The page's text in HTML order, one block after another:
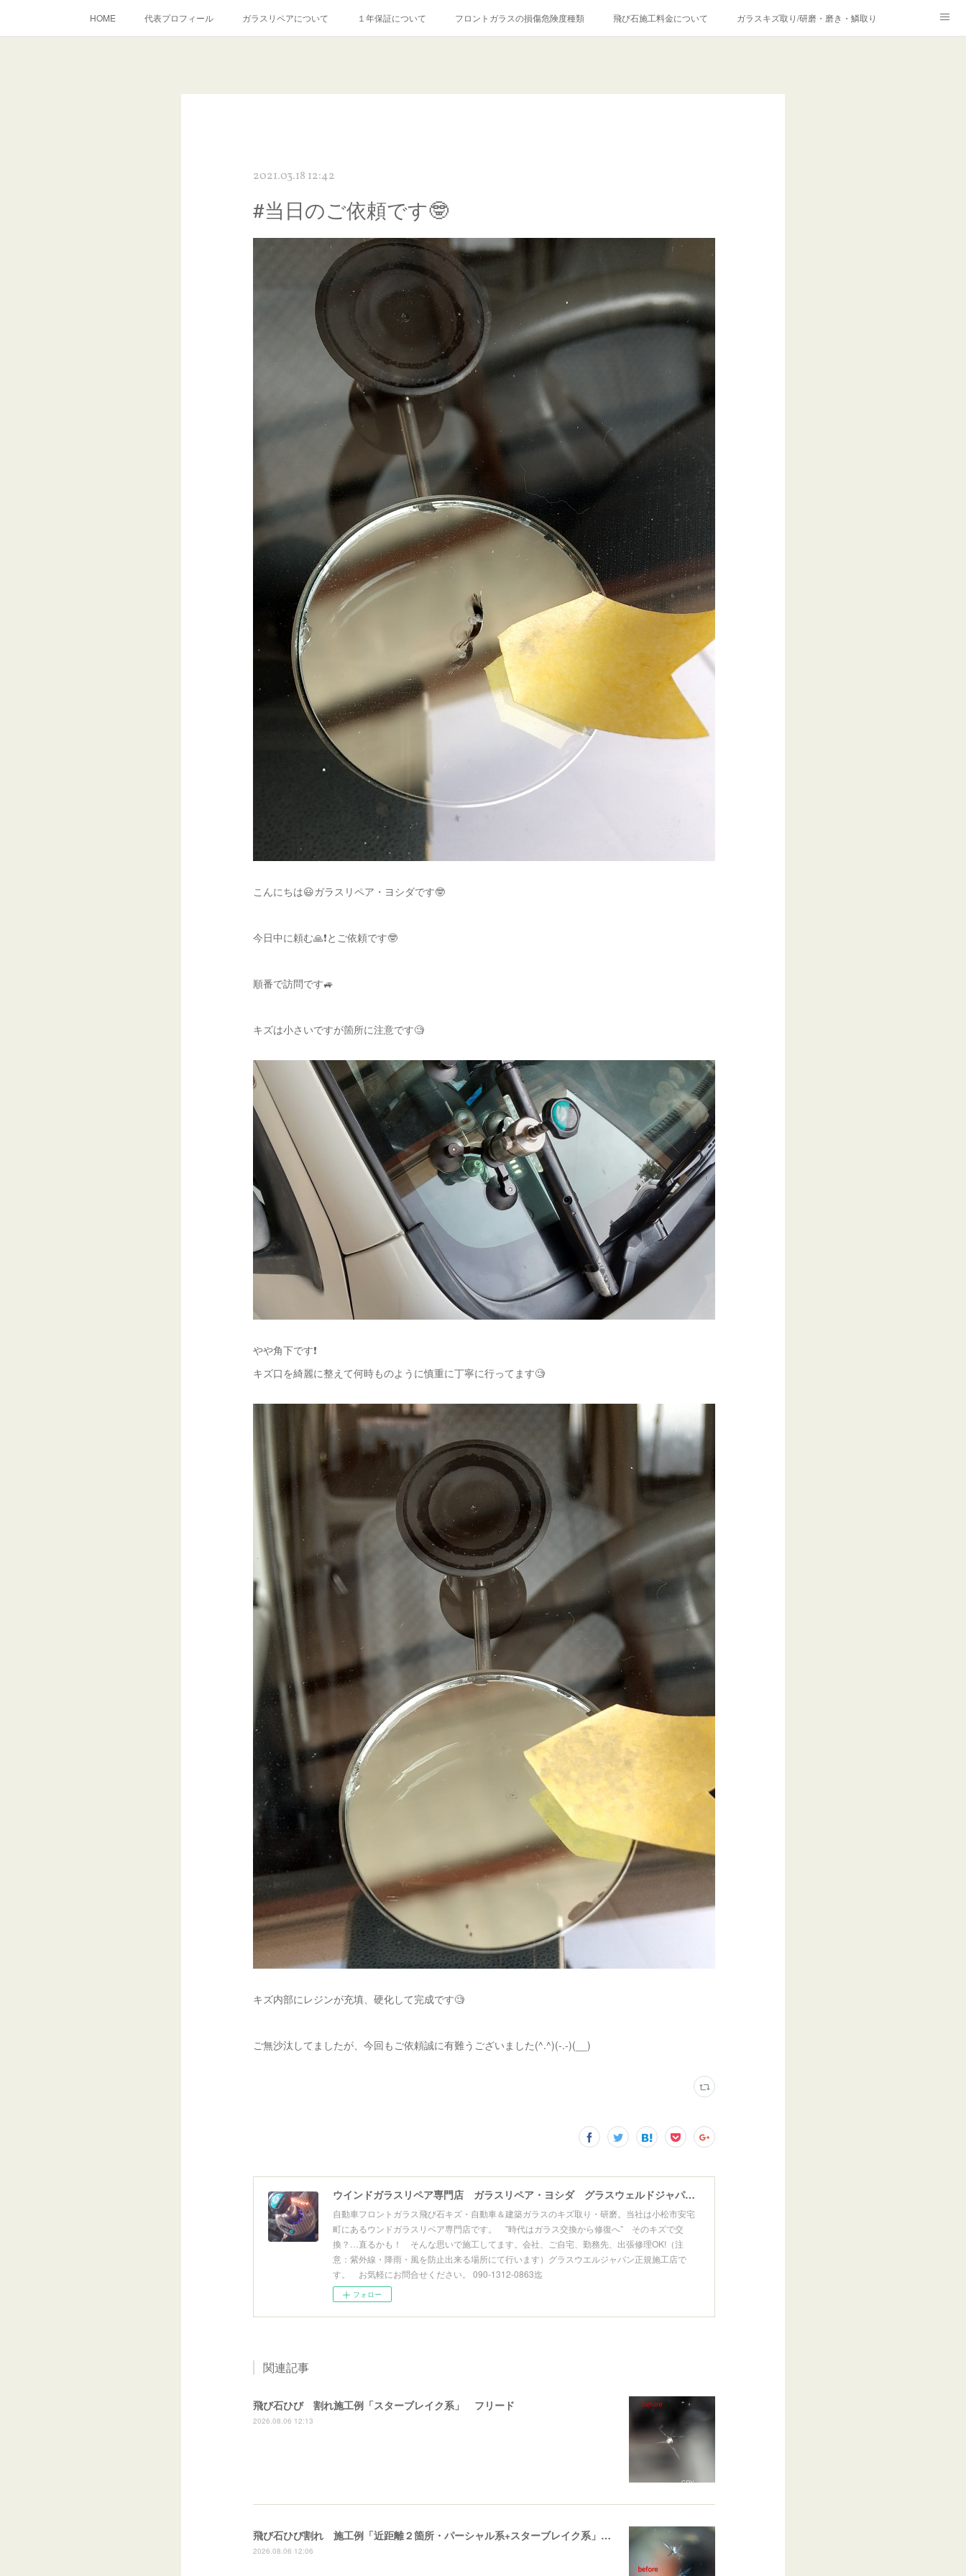
HOME 代表プロフィール ガラスリペアについて １年保証について フロントガラスの損傷危険度種類 飛び石施工料金について ガラスキズ取り/研磨・磨き・鱗取り
2021.03.18 12:42
#当日のご依頼です🤓
こんにちは😃ガラスリペア・ヨシダです🤓
今日中に頼む🙏❗️とご依頼です🤓
順番で訪問です🚙
キズは小さいですが箇所に注意です🧐
やや角下です❗️
キズ口を綺麗に整えて何時ものように慎重に丁寧に行ってます🧐
キズ内部にレジンが充填、硬化して完成です🧐
ご無沙汰してましたが、今回もご依頼誠に有難うございました(^.^)(-.-)(__)
ウインドガラスリペア専門店 ガラスリペア・ヨシダ グラスウェルドジャパン 正規施工店 小松市
自動車フロントガラス飛び石キズ・自動車＆建築ガラスのキズ取り・研磨。当社は小松市安宅
町にあるウンドガラスリペア専門店です。 ”時代はガラス交換から修復へ” そのキズで交
換？…直るかも！ そんな思いで施工してます。会社、ご自宅、勤務先、出張修理OK!（注
意：紫外線・降雨・風を防止出来る場所にて行います）グラスウエルジャパン正規施工店で
す。 お気軽にお問合せください。 090-1312-0863迄
フォロー
関連記事
飛び石ひび 割れ施工例「スターブレイク系」 フリード
2026.08.06 12:13
飛び石ひび割れ 施工例「近距離２箇所・パーシャル系+スターブレイク系」ハイエース
2026.08.06 12:06